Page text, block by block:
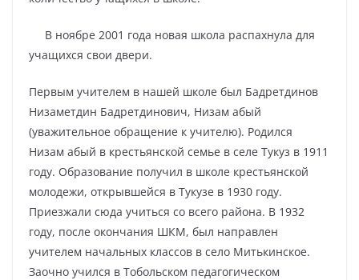
В ноябре 2001 года новая школа распахнула для
учащихся свои двери.
Первым учителем в нашей школе был Бадретдинов
Низаметдин Бадретдинович, Низам абый
(уважительное обращение к учителю). Родился
Низам абый в крестьянской семье в селе Тукуз в 1911
году. Образование получил в школе крестьянской
молодежи, открывшейся в Тукузе в 1930 году.
Приезжали сюда учиться со всего района. В 1932
году, после окончания ШКМ, был направлен
учителем начальных классов в село Митькинское.
Заочно учился в Тобольском педагогическом